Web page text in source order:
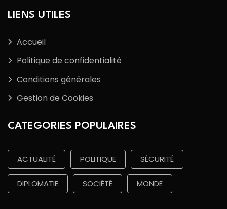
LIENS UTILES
Accueil
Politique de confidentialité
Conditions générales
Gestion de Cookies
CATEGORIES POPULAIRES
ACTUALITÉ POLITIQUE SÉCURITÉ
DIPLOMATIE SOCIÉTÉ MONDE